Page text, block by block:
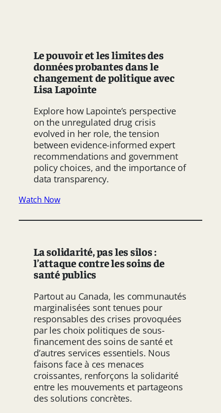
Le pouvoir et les limites des
données probantes dans le
changement de politique avec
Lisa Lapointe
Explore how Lapointe’s perspective
on the unregulated drug crisis
evolved in her role, the tension
between evidence-informed expert
recommendations and government
policy choices, and the importance of
data transparency.
Watch Now
La solidarité, pas les silos :
l’attaque contre les soins de
santé publics
Partout au Canada, les communautés
marginalisées sont tenues pour
responsables des crises provoquées
par les choix politiques de sous-
financement des soins de santé et
d’autres services essentiels. Nous
faisons face à ces menaces
croissantes, renforçons la solidarité
entre les mouvements et partageons
des solutions concrètes.